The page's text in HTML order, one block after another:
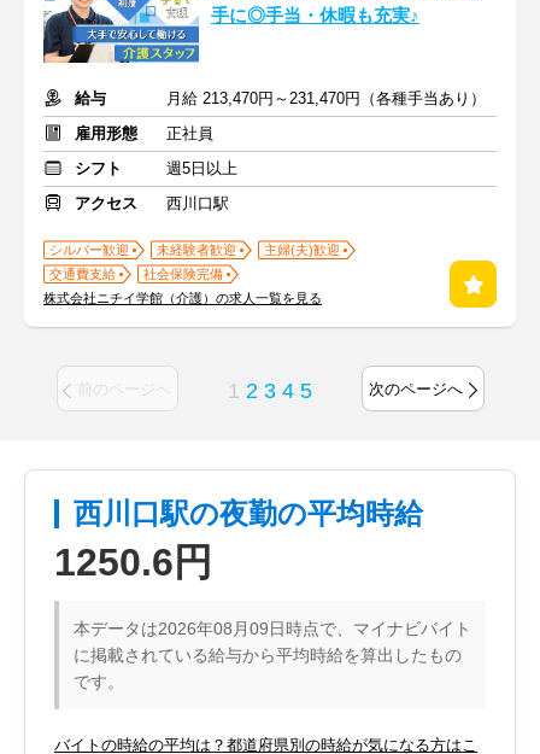
手に◎手当・休暇も充実♪
給与
月給 213,470円～231,470円（各種手当あり）
雇用形態
正社員
シフト
週5日以上
アクセス
西川口駅
シルバー歓迎 未経験者歓迎
主婦(夫)歓迎
交通費支給
社会保険完備
株式会社ニチイ学館（介護）の求人一覧を見る
前のページへ 1 2 3 4 5 次のページへ
西川口駅の夜勤の平均時給
1250.6円
本データは2026年08月09日時点で、マイナビバイト
に掲載されている給与から平均時給を算出したもの
です。
バイトの時給の平均は？都道府県別の時給が気になる方はこ